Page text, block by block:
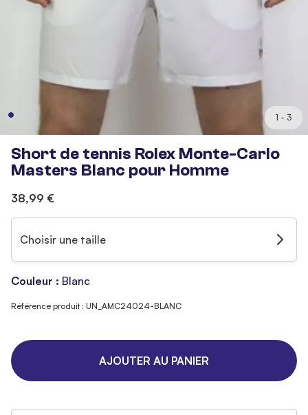
1 - 3
Short de tennis Rolex Monte-Carlo
Masters Blanc pour Homme
38,99 €
Choisir une taille
Couleur : Blanc
Référence produit : UN_AMC24024-BLANC
AJOUTER AU PANIER